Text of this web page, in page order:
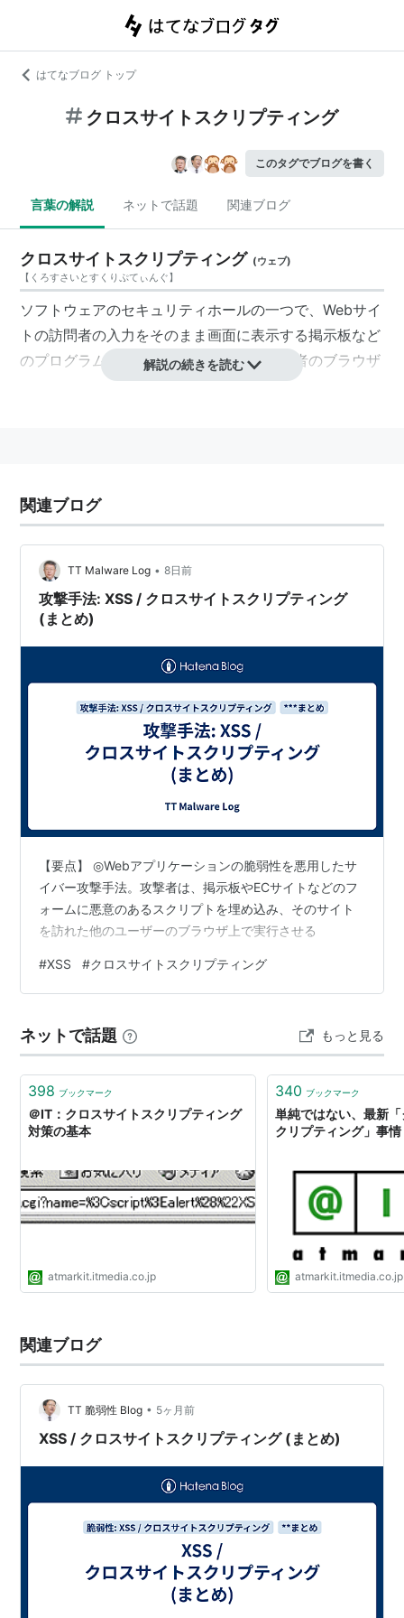
はてなブログ トップ
クロスサイトスクリプティング
このタグでブログを書く
言葉の解説 ネットで話題 関連ブログ
クロスサイトスクリプティング (ウェブ)
【 くろすさいとすくりぷてぃんぐ】
ソフトウェアのセキュリティホールの一つで、Webサイ
トの訪問者の入力をそのまま画面に表示する掲示板など
のプログラムが、悪意のあるコードを訪問者のブラウザ
に送ってしまう脆弱性のこと。略して"XSS"と表記され
XSS脆弱性
解説の続きを読む
関連ブログ
TT Malware Log • 8日前
攻撃手法: XSS / クロスサイトスクリプティング
(まとめ)
【要点】 ◎Webアプリケーションの脆弱性を悪用したサ
イバー攻撃手法。攻撃者は、掲示板やECサイトなどのフ
ォームに悪意のあるスクリプトを埋め込み、そのサイト
を訪れた他のユーザーのブラウザ上で実行させる
#XSS #クロスサイトスクリプティング
ネットで話題 もっと見る
398 ブックマーク
＠IT：クロスサイトスクリプティング
対策の基本
atmarkit.itmedia.co.jp
340 ブックマーク
単純ではない、最新
クリプティング」事情
atmarkit.itmedia.co.jp
関連ブログ
TT 脆弱性 Blog • 5ヶ月前
XSS / クロスサイトスクリプティング (まとめ)